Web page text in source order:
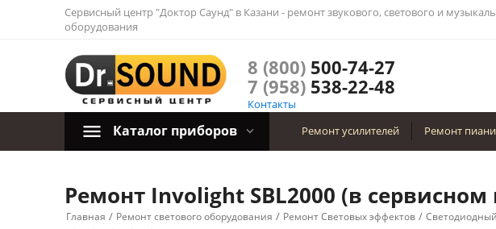
Сервисный центр "Доктор Саунд" в Казани - ремонт звукового, светового и
оборудования
8 (800)500-74-27
7 (958)538-22-48
Контакты
Каталог приборов Ремонт усилителей Ремонт
Ремонт Involight SBL2000 (в сервисном
Главная / Ремонт светового оборудования / Ремонт Световых эффектов /